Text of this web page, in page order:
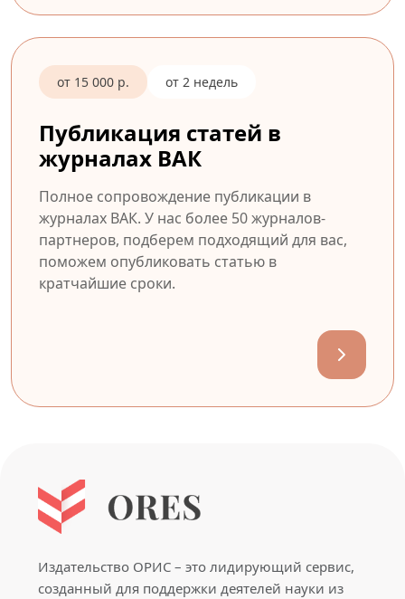
от 15 000 р. от 2 недель
Публикация статей в
журналах ВАК
Полное сопровождение публикации в
журналах ВАК. У нас более 50 журналов-
партнеров, подберем подходящий для вас,
поможем опубликовать статью в
кратчайшие сроки.
Издательство ОРИС – это лидирующий сервис,
созданный для поддержки деятелей науки из